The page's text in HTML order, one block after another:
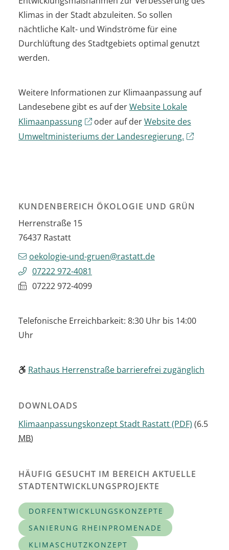
Klimas in der Stadt abzuleiten. So sollen
nächtliche Kalt- und Windströme für eine
Durchlüftung des Stadtgebiets optimal genutzt
werden.
Weitere Informationen zur Klimaanpassung auf
Landesebene gibt es auf derWebsite Lokale
Klimaanpassung
oder auf derWebsite des
Umweltministeriums der Landesregierung.
KUNDENBEREICH ÖKOLOGIE UND GRÜN
Herrenstraße 15
76437 Rastatt
oekologie-und-gruen@rastatt.de
07222 972-4081
07222 972-4099
Telefonische Erreichbarkeit: 8:30 Uhr bis 14:00
Uhr
Rathaus Herrenstraße barrierefrei zugänglich
DOWNLOADS
Klimaanpassungskonzept Stadt Rastatt(PDF) (6.5
MB)
HÄUFIG GESUCHT IM BEREICH AKTUELLE
STADTENTWICKLUNGSPROJEKTE
DORFENTWICKLUNGSKONZEPTE
SANIERUNG RHEINPROMENADE
KLIMASCHUTZKONZEPT